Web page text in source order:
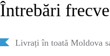
Întrebări
Livrați în toată Moldova